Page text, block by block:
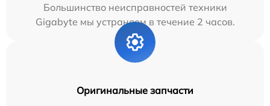
Большинство неисправностей техники
Gigabyte мы устраняем в течение 2 часов.
Оригинальные запчасти